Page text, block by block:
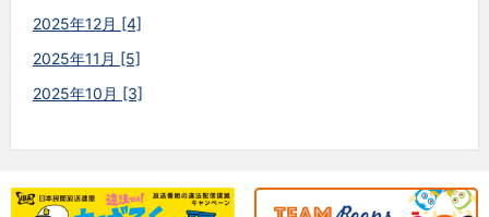
2025年12月 [4]
2025年11月 [5]
2025年10月 [3]